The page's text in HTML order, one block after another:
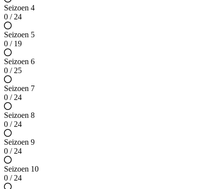
Seizoen 4
0 / 24
Seizoen 5
0 / 19
Seizoen 6
0 / 25
Seizoen 7
0 / 24
Seizoen 8
0 / 24
Seizoen 9
0 / 24
Seizoen 10
0 / 24